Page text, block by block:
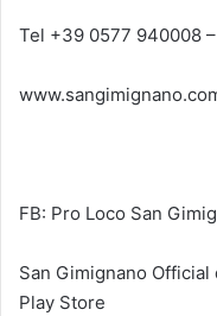
Tel +39 0577 940008
FB: Pro Loco San
San Gimignano
Play Store